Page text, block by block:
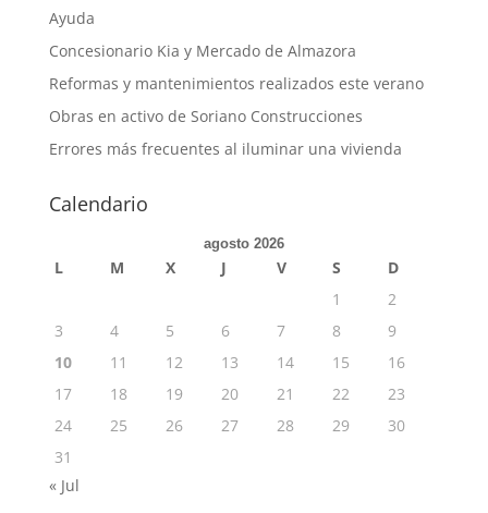
Ayuda
Concesionario Kia y Mercado de Almazora
Reformas y mantenimientos realizados este verano
Obras en activo de Soriano Construcciones
Errores más frecuentes al iluminar una vivienda
Calendario
agosto 2026
L M X J V S
D
1
2
3
4 5 6 7 8
9
10
11 12 13 14 15
16
17
18 19 20 21 22
23
24
25 26 27 28 29
30
31
« Jul